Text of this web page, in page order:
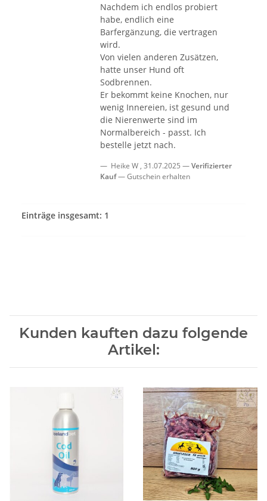
Nachdem ich endlos probiert
habe, endlich eine
Barfergänzung, die vertragen
wird.
Von vielen anderen Zusätzen,
hatte unser Hund oft
Sodbrennen.
Er bekommt keine Knochen, nur
wenig Innereien, ist gesund und
die Nierenwerte sind im
Normalbereich - passt. Ich
bestelle jetzt nach.
Heike W , 31.07.2025
Verifizierter
Kauf
Gutschein erhalten
Einträge insgesamt: 1
Kunden kauften dazu folgende
Artikel: